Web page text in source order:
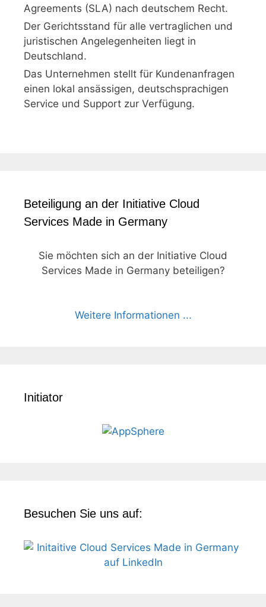
Agreements (SLA) nach deutschem Recht.
Der Gerichtsstand für alle vertraglichen und
juristischen Angelegenheiten liegt in
Deutschland.
Das Unternehmen stellt für Kundenanfragen
einen lokal ansässigen, deutschsprachigen
Service und Support zur Verfügung.
Beteiligung an der Initiative Cloud
Services Made in Germany
Sie möchten sich an der Initiative Cloud
Services Made in Germany beteiligen?
Weitere Informationen ...
Initiator
Besuchen Sie uns auf: